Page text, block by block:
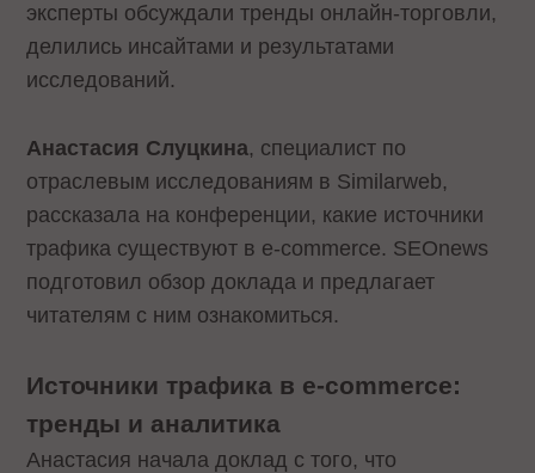
эксперты обсуждали тренды онлайн-торговли,
делились инсайтами и результатами
исследований.
Анастасия Слуцкина, специалист по
отраслевым исследованиям в Similarweb,
рассказала на конференции, какие источники
трафика существуют в e-commerce. SEOnews
подготовил обзор доклада и предлагает
читателям с ним ознакомиться.
Источники трафика в e-commerce:
тренды и аналитика
Анастасия начала доклад с того, что